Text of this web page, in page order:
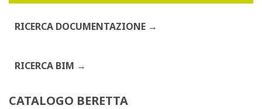
RICERCA DOCUMENTAZIONE
RICERCA BIM
CATALOGO BERETTA